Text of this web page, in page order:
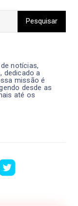
notícias,
dedicado a
missão é
desde as
até os